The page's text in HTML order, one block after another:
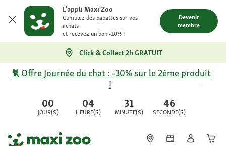
L'appli Maxi Zoo
Cumulez des papattes sur vos
achats
et recevez un bon -10% !
Devenir
membre
Click & Collect 2h GRATUIT
00
JOUR(S)
04
HEURE(S)
31
MINUTE(S)
46
SECONDE(S)
🐈 Offre Journée du chat : -30% sur le 2ème produit
!